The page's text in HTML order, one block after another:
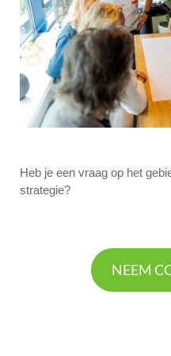
Heb je een vraag op het
strategie?
NEEM